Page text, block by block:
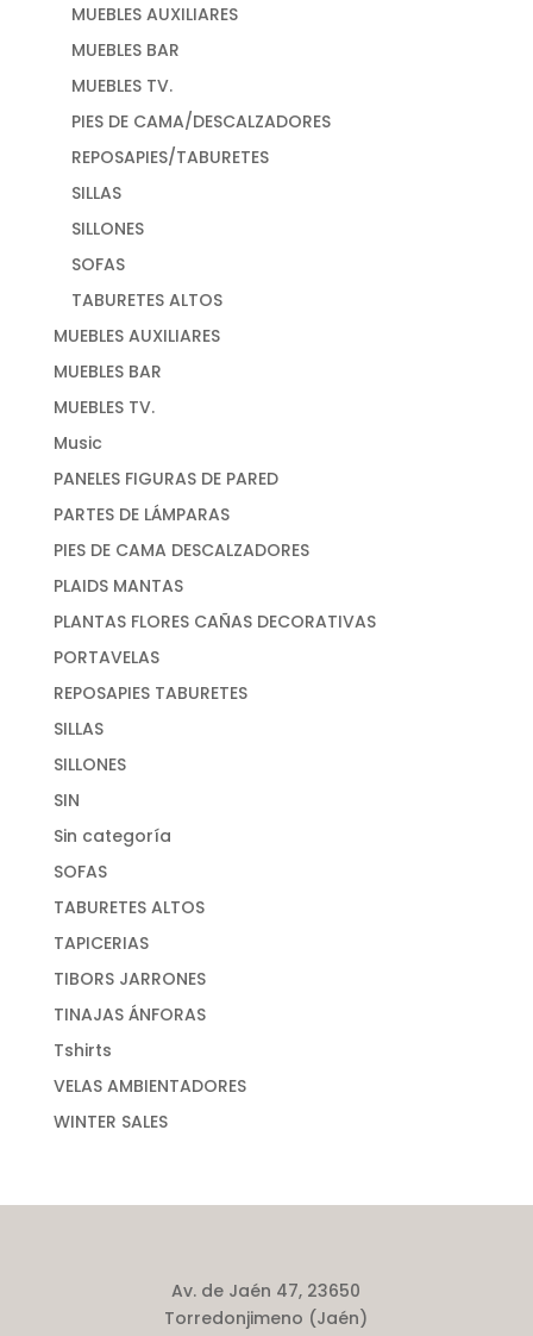
MUEBLES AUXILIARES
MUEBLES BAR
MUEBLES TV.
PIES DE CAMA/DESCALZADORES
REPOSAPIES/TABURETES
SILLAS
SILLONES
SOFAS
TABURETES ALTOS
MUEBLES AUXILIARES
MUEBLES BAR
MUEBLES TV.
Music
PANELES FIGURAS DE PARED
PARTES DE LÁMPARAS
PIES DE CAMA DESCALZADORES
PLAIDS MANTAS
PLANTAS FLORES CAÑAS DECORATIVAS
PORTAVELAS
REPOSAPIES TABURETES
SILLAS
SILLONES
SIN
Sin categoría
SOFAS
TABURETES ALTOS
TAPICERIAS
TIBORS JARRONES
TINAJAS ÁNFORAS
Tshirts
VELAS AMBIENTADORES
WINTER SALES
Av. de Jaén 47, 23650
Torredonjimeno (Jaén)